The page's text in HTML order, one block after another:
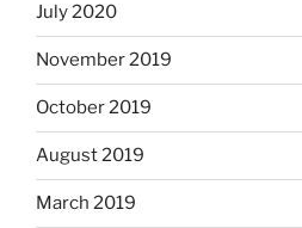
July 2020
November 2019
October 2019
August 2019
March 2019